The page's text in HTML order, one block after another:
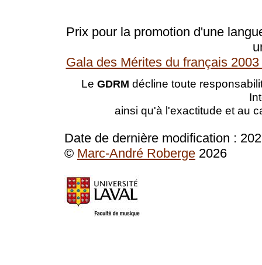
Prix pour la promotion d'une
Gala des Mérites du français
Le GDRM décline toute
ainsi qu'à l'exactitude et au
Date de dernière modification :
© Marc-André Roberge 2026